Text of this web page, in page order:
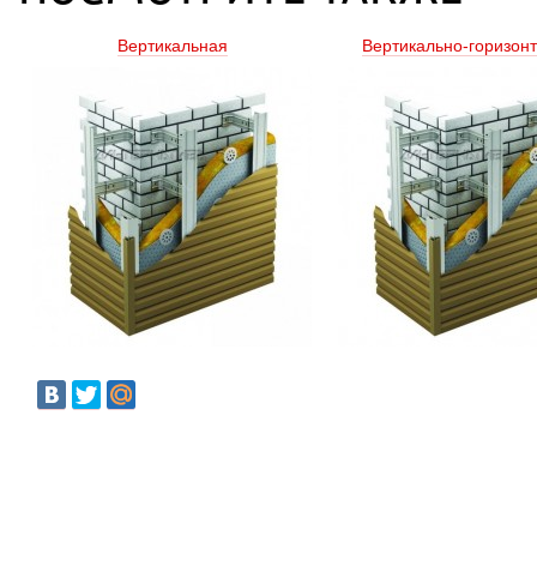
Вертикальная Вертикально-